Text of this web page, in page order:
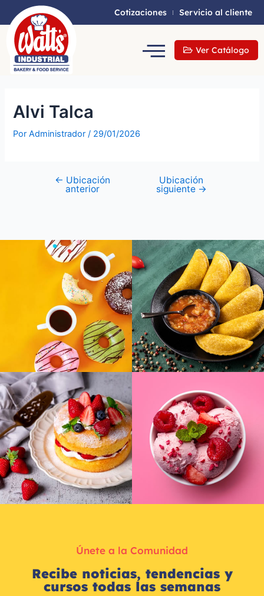
Cotizaciones Servicio al cliente
Ver Catálogo
Alvi Talca
PorAdministrador/ 29/01/2026
← Ubicación
anterior
Ubicación
siguiente →
Únete a la Comunidad
Recibe noticias, tendencias y
cursos todas las semanas